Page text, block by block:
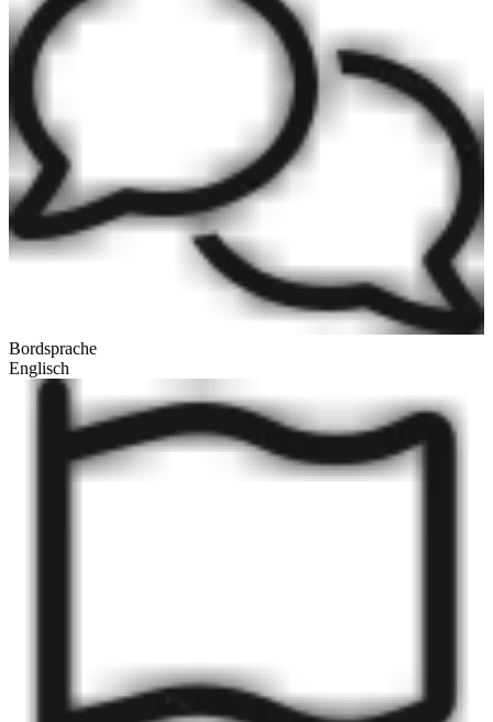
Bordsprache
Englisch